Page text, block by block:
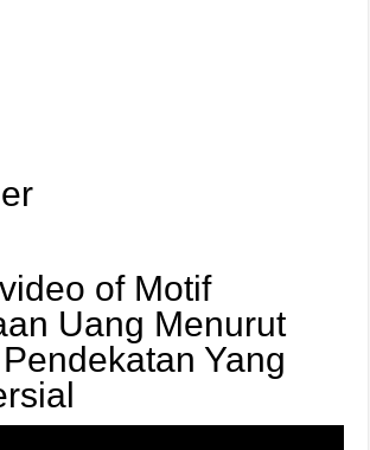
of Motif
Uang Menurut
Yang